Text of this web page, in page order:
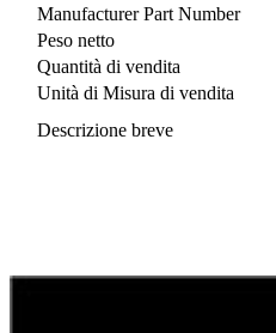
Manufacturer Part Number
Peso netto
Quantità di vendita
Unità di Misura di vendita
Descrizione breve